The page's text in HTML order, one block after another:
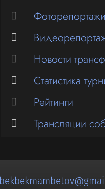
Фоторепортажи
Новости
Статистика
Рейтинги
Трансляции